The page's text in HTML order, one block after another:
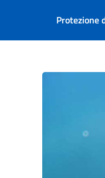
Protezione
Come